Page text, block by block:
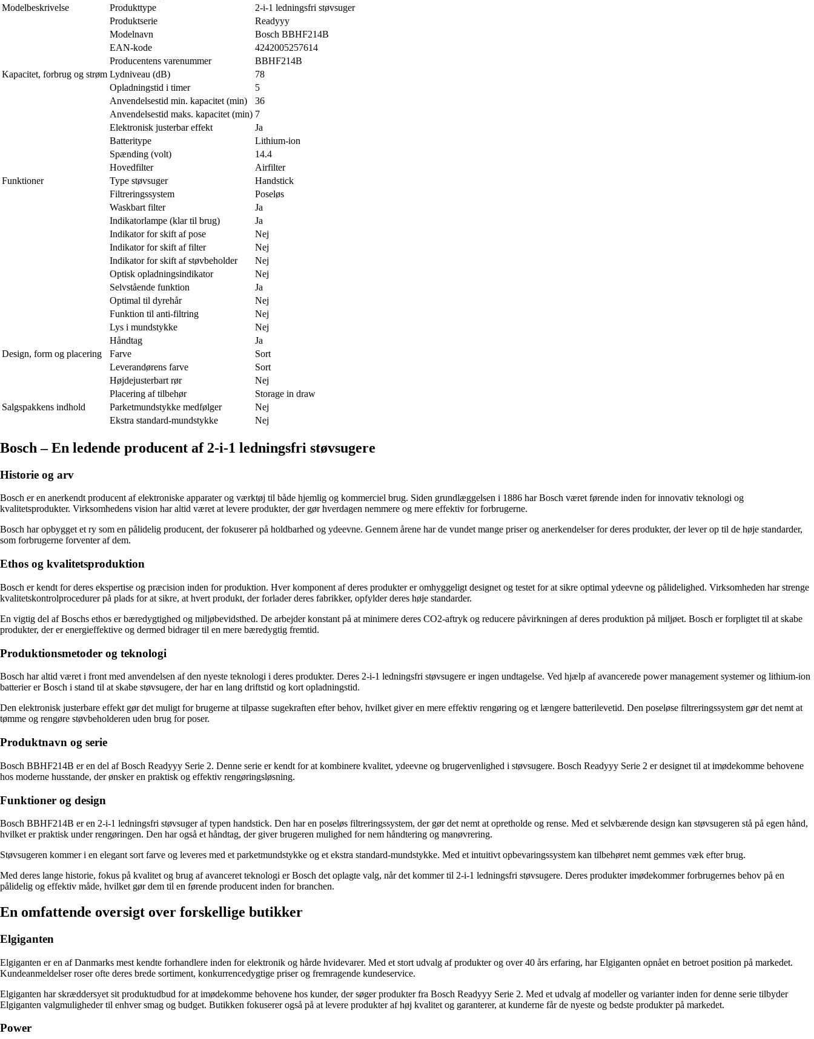
Modelbeskrivelse
Produkttype
2-i-1 ledningsfri støvsuger
Produktserie
Readyyy
Modelnavn
Bosch BBHF214B
EAN-kode
4242005257614
Producentens varenummer
BBHF214B
Kapacitet, forbrug og strøm Lydniveau (dB)
78
Opladningstid i timer
5
Anvendelsestid min. kapacitet (min)
36
Anvendelsestid maks. kapacitet (min) 7
Elektronisk justerbar effekt
Ja
Batteritype
Lithium-ion
Spænding (volt)
14.4
Hovedfilter
Airfilter
Funktioner
Type støvsuger
Handstick
Filtreringssystem
Poseløs
Waskbart filter
Ja
Indikatorlampe (klar til brug)
Ja
Indikator for skift af pose
Nej
Indikator for skift af filter
Nej
Indikator for skift af støvbeholder
Nej
Optisk opladningsindikator
Nej
Selvstående funktion
Ja
Optimal til dyrehår
Nej
Funktion til anti-filtring
Nej
Lys i mundstykke
Nej
Håndtag
Ja
Design, form og placering
Farve
Sort
Leverandørens farve
Sort
Højdejusterbart rør
Nej
Placering af tilbehør
Storage in draw
Salgspakkens indhold
Parketmundstykke medfølger
Nej
Ekstra standard-mundstykke
Nej
Bosch – En ledende producent af 2-i-1 ledningsfri støvsugere
Historie og arv
Bosch er en anerkendt producent af elektroniske apparater og værktøj til både hjemlig og kommerciel brug. Siden grundlæggelsen i 1886 har Bosch været førende inden for innovativ teknologi og
kvalitetsprodukter. Virksomhedens vision har altid været at levere produkter, der gør hverdagen nemmere og mere effektiv for forbrugerne.
Bosch har opbygget et ry som en pålidelig producent, der fokuserer på holdbarhed og ydeevne. Gennem årene har de vundet mange priser og anerkendelser for deres produkter, der lever op til de høje standarder,
som forbrugerne forventer af dem.
Ethos og kvalitetsproduktion
Bosch er kendt for deres ekspertise og præcision inden for produktion. Hver komponent af deres produkter er omhyggeligt designet og testet for at sikre optimal ydeevne og pålidelighed. Virksomheden har strenge
kvalitetskontrolprocedurer på plads for at sikre, at hvert produkt, der forlader deres fabrikker, opfylder deres høje standarder.
En vigtig del af Boschs ethos er bæredygtighed og miljøbevidsthed. De arbejder konstant på at minimere deres CO2-aftryk og reducere påvirkningen af deres produktion på miljøet. Bosch er forpligtet til at skabe
produkter, der er energieffektive og dermed bidrager til en mere bæredygtig fremtid.
Produktionsmetoder og teknologi
Bosch har altid været i front med anvendelsen af den nyeste teknologi i deres produkter. Deres 2-i-1 ledningsfri støvsugere er ingen undtagelse. Ved hjælp af avancerede power management systemer og lithium-ion
batterier er Bosch i stand til at skabe støvsugere, der har en lang driftstid og kort opladningstid.
Den elektronisk justerbare effekt gør det muligt for brugerne at tilpasse sugekraften efter behov, hvilket giver en mere effektiv rengøring og et længere batterilevetid. Den poseløse filtreringssystem gør det nemt at
tømme og rengøre støvbeholderen uden brug for poser.
Produktnavn og serie
Bosch BBHF214B er en del af Bosch Readyyy Serie 2. Denne serie er kendt for at kombinere kvalitet, ydeevne og brugervenlighed i støvsugere. Bosch Readyyy Serie 2 er designet til at imødekomme behovene
hos moderne husstande, der ønsker en praktisk og effektiv rengøringsløsning.
Funktioner og design
Bosch BBHF214B er en 2-i-1 ledningsfri støvsuger af typen handstick. Den har en poseløs filtreringssystem, der gør det nemt at opretholde og rense. Med et selvbærende design kan støvsugeren stå på egen hånd,
hvilket er praktisk under rengøringen. Den har også et håndtag, der giver brugeren mulighed for nem håndtering og manøvrering.
Støvsugeren kommer i en elegant sort farve og leveres med et parketmundstykke og et ekstra standard-mundstykke. Med et intuitivt opbevaringssystem kan tilbehøret nemt gemmes væk efter brug.
Med deres lange historie, fokus på kvalitet og brug af avanceret teknologi er Bosch det oplagte valg, når det kommer til 2-i-1 ledningsfri støvsugere. Deres produkter imødekommer forbrugernes behov på en
pålidelig og effektiv måde, hvilket gør dem til en førende producent inden for branchen.
En omfattende oversigt over forskellige butikker
Elgiganten
Elgiganten er en af ​​Danmarks mest kendte forhandlere inden for elektronik og hårde hvidevarer. Med et stort udvalg af produkter og over 40 års erfaring, har Elgiganten opnået en betroet position på markedet.
Kundeanmeldelser roser ofte deres brede sortiment, konkurrencedygtige priser og fremragende kundeservice.
Elgiganten har skræddersyet sit produktudbud for at imødekomme behovene hos kunder, der søger produkter fra Bosch Readyyy Serie 2. Med et udvalg af modeller og varianter inden for denne serie tilbyder
Elgiganten valgmuligheder til enhver smag og budget. Butikken fokuserer også på at levere produkter af høj kvalitet og garanterer, at kunderne får de nyeste og bedste produkter på markedet.
Power